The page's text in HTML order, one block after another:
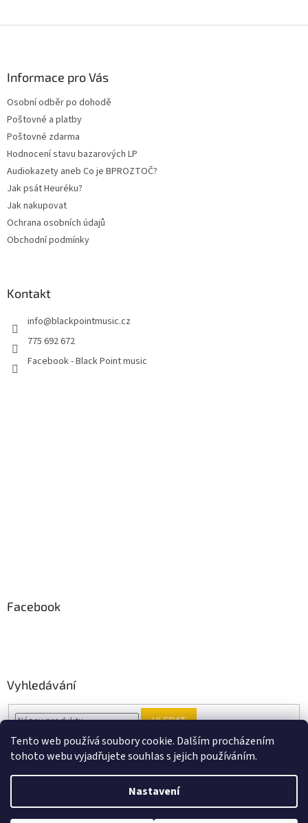
Tento web používá soubory cookie. Dalším procházením
tohoto webu vyjadřujete souhlas s jejich používáním.
Nastavení
Informace pro Vás
Osobní odběr po dohodě
Poštovné a platby
Poštovné zdarma
Hodnocení stavu bazarových LP
Audiokazety aneb Co je BPROZTOČ?
Jak psát Heuréku?
Jak nakupovat
Ochrana osobních údajů
Obchodní podmínky
Kontakt
info@blackpointmusic.cz
775 692 672
Facebook - Black Point music
Facebook
Vyhledávání
HLEDAT